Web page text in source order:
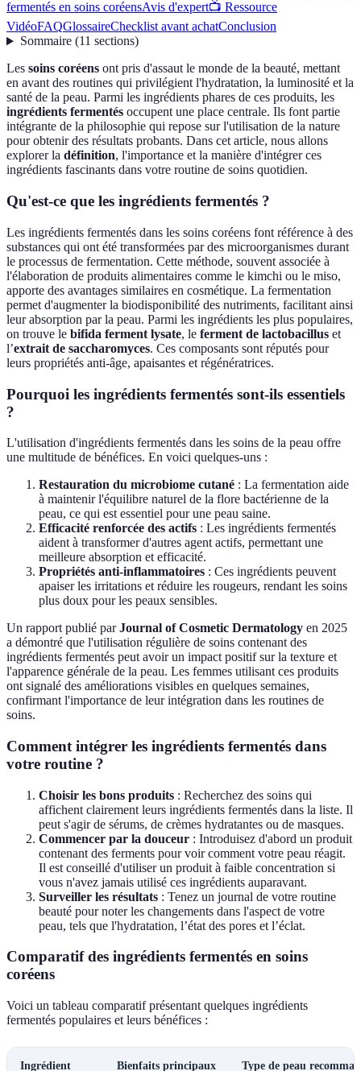
fermentés en soins coréensAvis d'expert📺 Ressource
VidéoFAQGlossaireChecklist avant achatConclusion
Sommaire(11 sections)
Les soins coréens ont pris d'assaut le monde de la beauté, mettant
en avant des routines qui privilégient l'hydratation, la luminosité et la
santé de la peau. Parmi les ingrédients phares de ces produits, les
ingrédients fermentés occupent une place centrale. Ils font partie
intégrante de la philosophie qui repose sur l'utilisation de la nature
pour obtenir des résultats probants. Dans cet article, nous allons
explorer la définition, l'importance et la manière d'intégrer ces
ingrédients fascinants dans votre routine de soins quotidien.
Qu'est-ce que les ingrédients fermentés ?
Les ingrédients fermentés dans les soins coréens font référence à des
substances qui ont été transformées par des microorganismes durant
le processus de fermentation. Cette méthode, souvent associée à
l'élaboration de produits alimentaires comme le kimchi ou le miso,
apporte des avantages similaires en cosmétique. La fermentation
permet d'augmenter la biodisponibilité des nutriments, facilitant ainsi
leur absorption par la peau. Parmi les ingrédients les plus populaires,
on trouve le bifida ferment lysate, le ferment de lactobacillus et
l’extrait de saccharomyces. Ces composants sont réputés pour
leurs propriétés anti-âge, apaisantes et régénératrices.
Pourquoi les ingrédients fermentés sont-ils essentiels
?
L'utilisation d'ingrédients fermentés dans les soins de la peau offre
une multitude de bénéfices. En voici quelques-uns :
Restauration du microbiome cutané : La fermentation aide
à maintenir l'équilibre naturel de la flore bactérienne de la
peau, ce qui est essentiel pour une peau saine.
Efficacité renforcée des actifs : Les ingrédients fermentés
aident à transformer d'autres agent actifs, permettant une
meilleure absorption et efficacité.
Propriétés anti-inflammatoires : Ces ingrédients peuvent
apaiser les irritations et réduire les rougeurs, rendant les soins
plus doux pour les peaux sensibles.
Un rapport publié parJournal of Cosmetic Dermatology en 2025
a démontré que l'utilisation régulière de soins contenant des
ingrédients fermentés peut avoir un impact positif sur la texture et
l'apparence générale de la peau. Les femmes utilisant ces produits
ont signalé des améliorations visibles en quelques semaines,
confirmant l'importance de leur intégration dans les routines de
soins.
Comment intégrer les ingrédients fermentés dans
votre routine ?
Choisir les bons produits : Recherchez des soins qui
affichent clairement leurs ingrédients fermentés dans la liste. Il
peut s'agir de sérums, de crèmes hydratantes ou de masques.
Commencer par la douceur : Introduisez d'abord un produit
contenant des ferments pour voir comment votre peau réagit.
Il est conseillé d'utiliser un produit à faible concentration si
vous n'avez jamais utilisé ces ingrédients auparavant.
Surveiller les résultats : Tenez un journal de votre routine
beauté pour noter les changements dans l'aspect de votre
peau, tels que l'hydratation, l’état des pores et l’éclat.
Comparatif des ingrédients fermentés en soins
coréens
Voici un tableau comparatif présentant quelques ingrédients
fermentés populaires et leurs bénéfices :
Ingrédient Bienfaits principaux Type de peau